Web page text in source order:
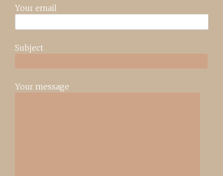
Your email
Subject
Your message